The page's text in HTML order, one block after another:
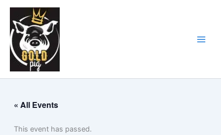
Skip
content
« All Events
This event has passed.